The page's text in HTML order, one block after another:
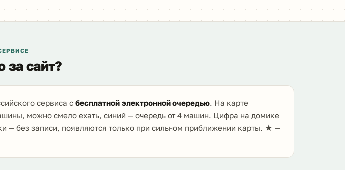
за сайт?
сервиса с бесплатной электронной очередью. На карте
можно смело ехать, синий — очередь от 4 машин. Цифра на домике
— без записи, появляются только при сильном приближении карты. ★ —